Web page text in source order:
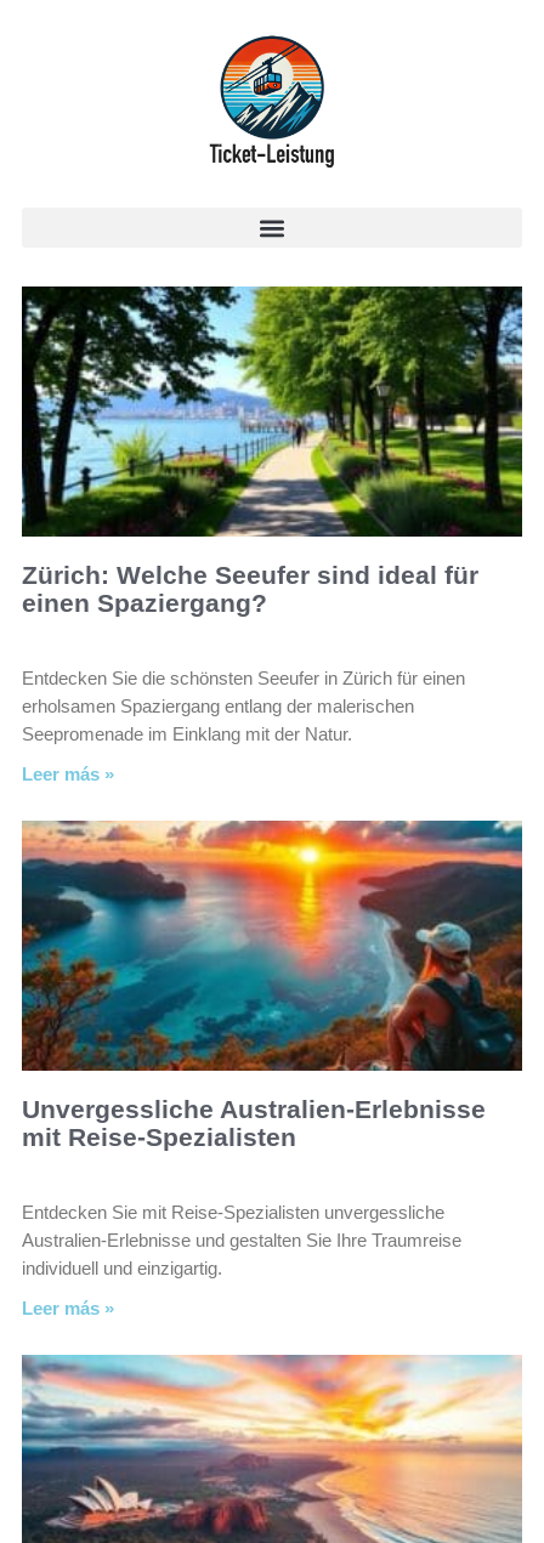
Zürich: Welche Seeufer sind ideal für
einen Spaziergang?
Entdecken Sie die schönsten Seeufer in Zürich für einen
erholsamen Spaziergang entlang der malerischen
Seepromenade im Einklang mit der Natur.
Leer más »
Unvergessliche Australien-Erlebnisse
mit Reise-Spezialisten
Entdecken Sie mit Reise-Spezialisten unvergessliche
Australien-Erlebnisse und gestalten Sie Ihre Traumreise
individuell und einzigartig.
Leer más »